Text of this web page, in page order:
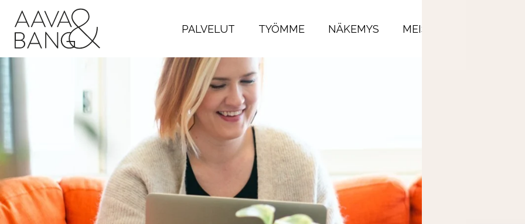
suoraan
sisältöön
PALVELUT TYÖMME NÄKEMYS MEISTÄ
Ollaanko yhteyksissä?
Yhteystiedot Aava & Bangille